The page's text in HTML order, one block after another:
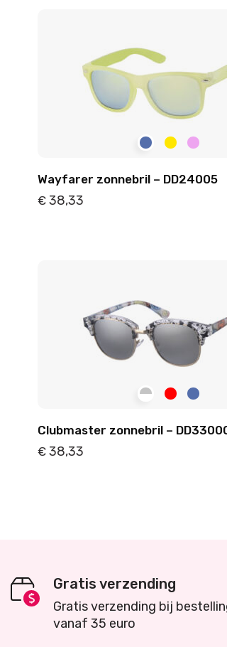
Wayfarer zonnebril – DD24005
€38,33
Clubmaster zonnebril –
€38,33
Gratis verzending
Gratis verzending bij
vanaf 35 euro